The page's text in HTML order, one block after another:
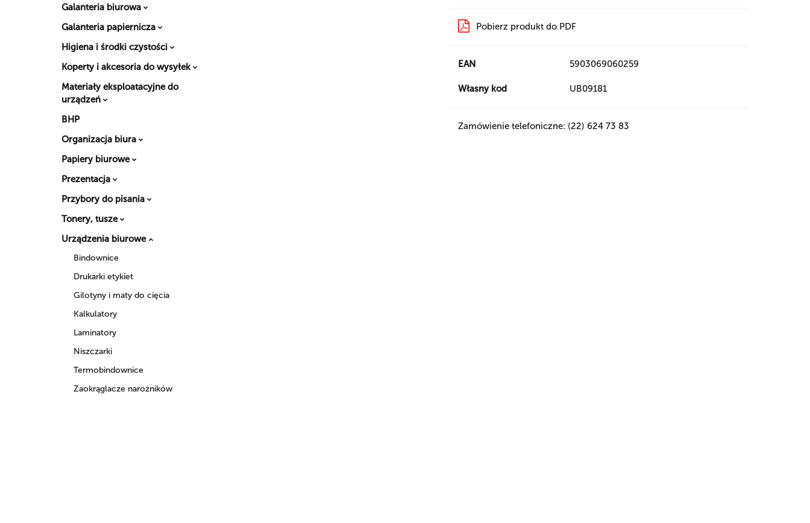
Galanteria biurowa
Galanteria papiernicza
Higiena i środki czystości
Koperty i akcesoria do wysyłek
Materiały eksploatacyjne do
urządzeń
BHP
Organizacja biura
Papiery biurowe
Prezentacja
Przybory do pisania
Tonery, tusze
Urządzenia biurowe
Bindownice
Drukarki etykiet
Gilotyny i maty do cięcia
Kalkulatory
Laminatory
Niszczarki
Termobindownice
Zaokrąglacze narożników
Pobierz produkt do PDF
EAN 5903069060259
Własny kod UB09181
Zamówienie telefoniczne: (22) 624 73 83